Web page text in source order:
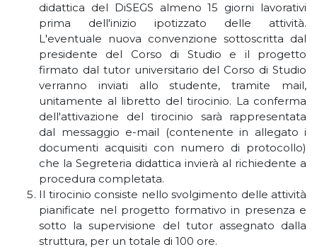
didattica del DiSEGS almeno 15 giorni lavorativi
prima dell'inizio ipotizzato delle attività.
L'eventuale nuova convenzione sottoscritta dal
presidente del Corso di Studio e il progetto
firmato dal tutor universitario del Corso di Studio
verranno inviati allo studente, tramite mail,
unitamente al libretto del tirocinio. La conferma
dell'attivazione del tirocinio sarà rappresentata
dal messaggio e-mail (contenente in allegato i
documenti acquisiti con numero di protocollo)
che la Segreteria didattica invierà al richiedente a
procedura completata.
Il tirocinio consiste nello svolgimento delle attività
pianificate nel progetto formativo in presenza e
sotto la supervisione del tutor assegnato dalla
struttura, per un totale di 100 ore.